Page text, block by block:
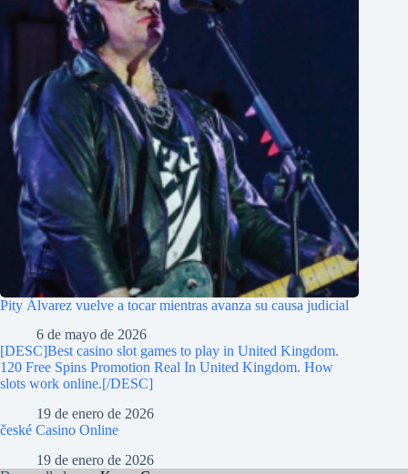
Pity Álvarez vuelve a tocar mientras avanza su causa judicial
6 de mayo de 2026
[DESC]Best casino slot games to play in United Kingdom.
120 Free Spins Promotion Real In United Kingdom. How
slots work online.[/DESC]
19 de enero de 2026
české Casino Online
19 de enero de 2026